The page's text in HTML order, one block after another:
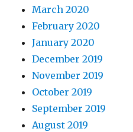
March 2020
February 2020
January 2020
December 2019
November 2019
October 2019
September 2019
August 2019